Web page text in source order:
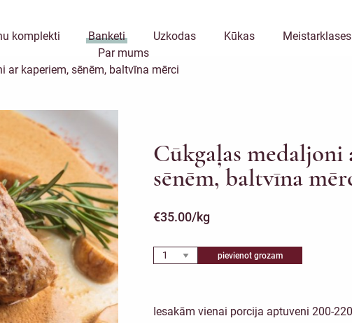
komplekti Banketi Uzkodas Kūkas
Meistarklases
Par mums
ar kaperiem, sēnēm, baltvīna mērci
Cūkgaļas medaljoni
sēnēm, baltvīna
€35.00/kg
pievienot grozam
Iesakām vienai porcija aptuveni 200-